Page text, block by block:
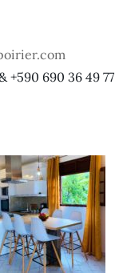
+590 690 36 49 77